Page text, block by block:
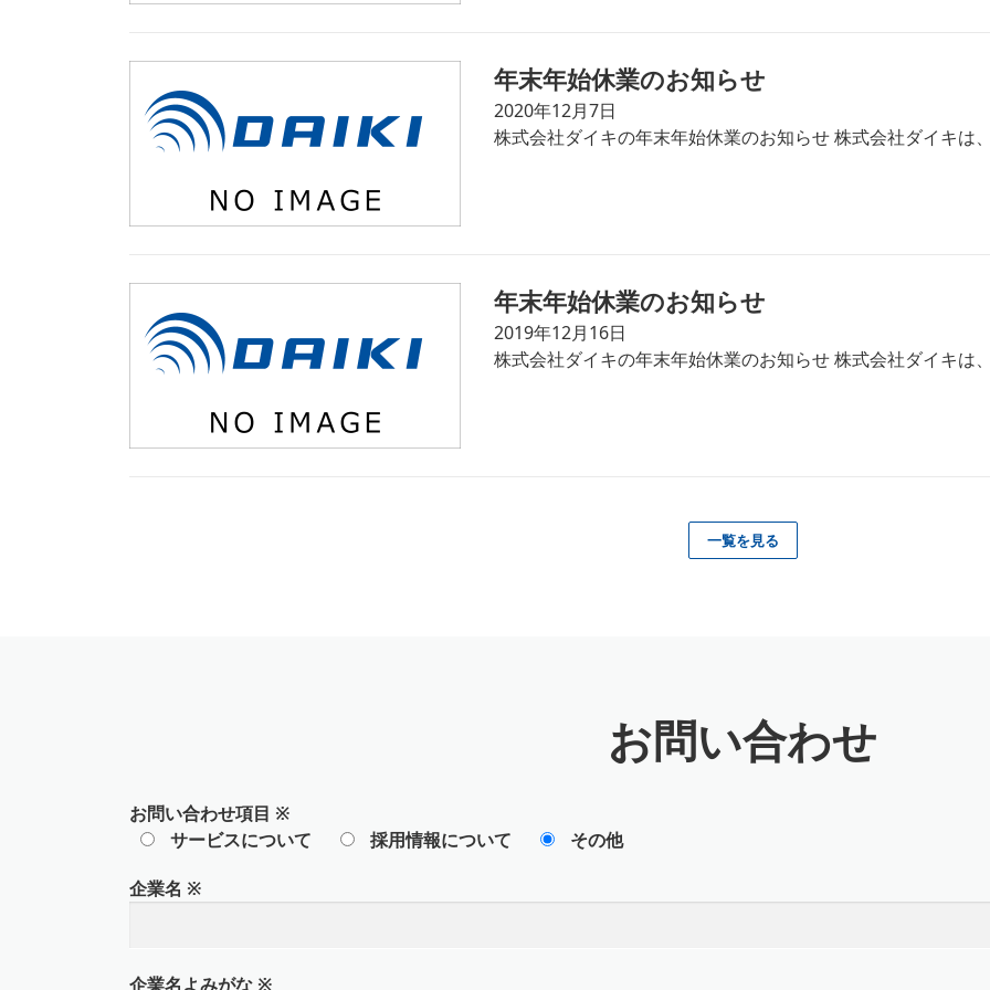
年末年始休業のお知らせ
2020年12月7日
株式会社ダイキの年末年始休業のお知らせ 株式会社ダイキは
年末年始休業のお知らせ
2019年12月16日
株式会社ダイキの年末年始休業のお知らせ 株式会社ダイキは
一覧を見る
お問い合わせ
お問い合わせ項目 ※
サービスについて
採用情報について
その他
企業名 ※
企業名よみがな ※